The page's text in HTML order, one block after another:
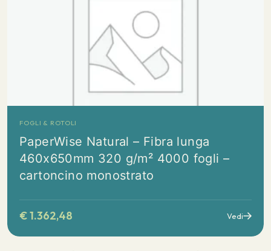
FOGLI & ROTOLI
PaperWise Natural – Fibra lunga
460x650mm 320 g/m² 4000 fogli –
cartoncino monostrato
€1.362,48 Vedi